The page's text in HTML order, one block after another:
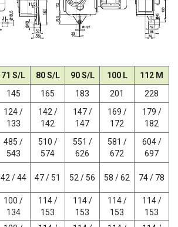
71 S/L 80 S/L 90 S/L 100 L
112 M
145 165 183 201
228
124 /
133
142 /
142
147 /
147
169 /
172
179 /
182
485 /
543
510 /
574
551 /
626
581 /
672
604 /
697
42 / 44 47 / 51 52 / 56 58 / 62 74 / 78
100 /
134
114 /
153
114 /
153
114 /
153
114 /
153